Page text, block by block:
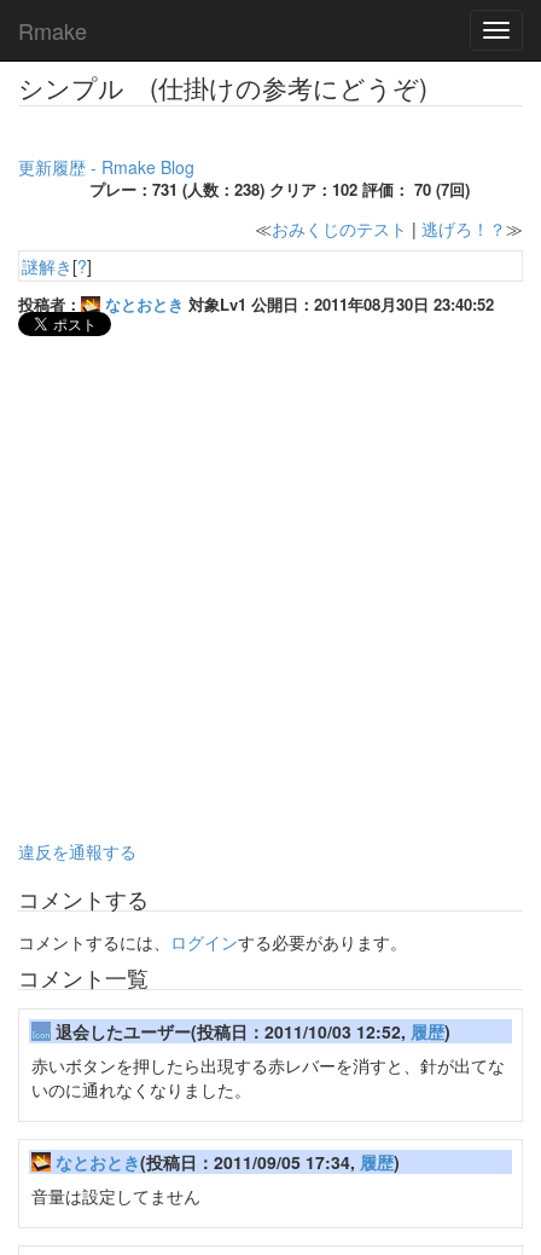
Rmake
シンプル (仕掛けの参考にどうぞ)
更新履歴 - Rmake Blog
プレー：731 (人数：238) クリア：102 評価： 70 (7回)
≪おみくじのテスト | 逃げろ！？≫
謎解き [?]
投稿者： なとおとき 対象Lv1 公開日：2011年08月30日 23:40:52
違反を通報する
コメントする
コメントするには、 ログインする必要があります。
コメント一覧
退会したユーザー(投稿日：2011/10/03 12:52, 履歴)
赤いボタンを押したら出現する赤レバーを消すと、針が出てな
いのに通れなくなりました。
なとおとき(投稿日：2011/09/05 17:34, 履歴)
音量は設定してません